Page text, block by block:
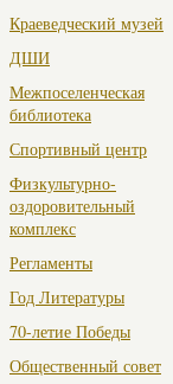
Краеведческий музей
ДШИ
Межпоселенческая
библиотека
Спортивный центр
Физкультурно-
оздоровительный
комплекс
Регламенты
Год Литературы
70-летие Победы
Общественный совет